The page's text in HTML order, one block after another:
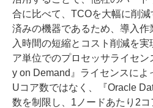
合に比べて、TCOを大幅に削
済みの機器であるため、導入
入時間の短縮とコスト削減を
ア単位でのプロセッサライセ
y on Demand』ライセンスによ
Uコア数ではなく、『Oracle
数を制限し、1ノードあたり2